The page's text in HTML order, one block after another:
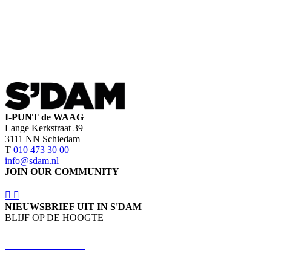
I-PUNT de WAAG
Lange Kerkstraat 39
3111 NN Schiedam
T 010 473 30 00
info@sdam.nl
JOIN OUR COMMUNITY
NIEUWSBRIEF UIT IN S'DAM
BLIJF OP DE HOOGTE